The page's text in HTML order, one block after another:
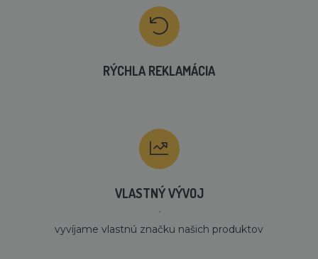
RÝCHLA REKLAMÁCIA
VLASTNÝ VÝVOJ
´
vyvíjame vlastnú značku našich produktov